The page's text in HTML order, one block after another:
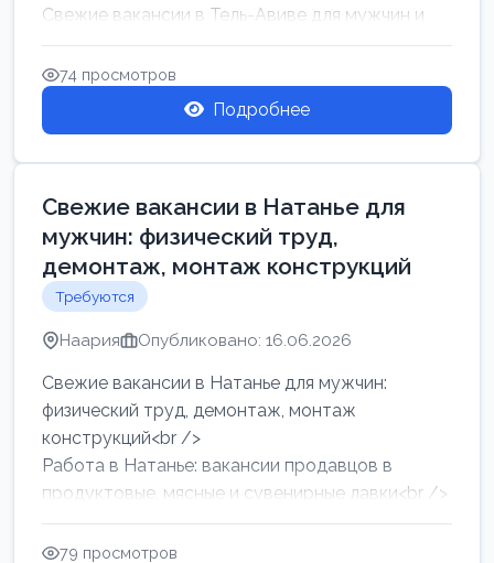
Свежие вакансии в Тель-Авиве для мужчин и
женщин от хозя...
74 просмотров
Подробнее
Свежие вакансии в Натанье для
мужчин: физический труд,
демонтаж, монтаж конструкций
Требуются
Наария Опубликовано: 16.06.2026
Свежие вакансии в Натанье для мужчин:
физический труд, демонтаж, монтаж
конструкций<br />
Работа в Натанье: вакансии продавцов в
продуктовые, мясные и сувенирные лавки<br />
Разнорабочий на сборку м...
79 просмотров